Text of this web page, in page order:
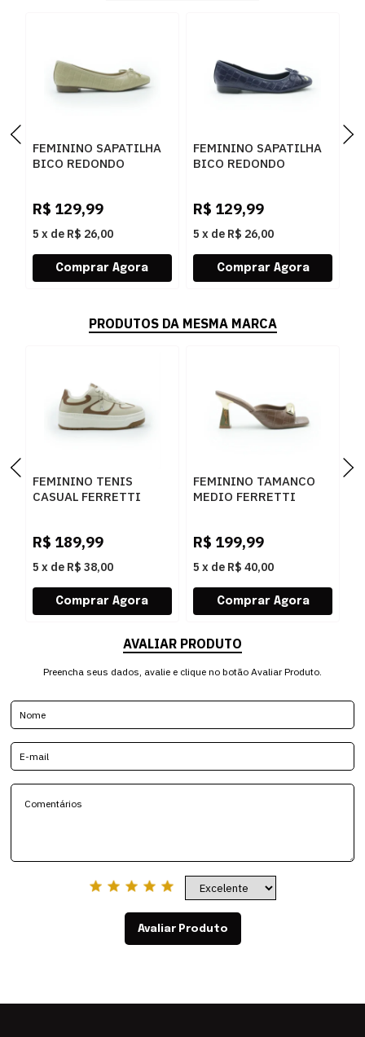
FEMININO SAPATILHA
BICO REDONDO
R$ 129,99
5 x de R$ 26,00
FEMININO SAPATILHA
BICO REDONDO
R$ 129,99
5 x de R$ 26,00
PRODUTOS DA MESMA MARCA
FEMININO TENIS
CASUAL FERRETTI
R$ 189,99
5 x de R$ 38,00
FEMININO TAMANCO
MEDIO FERRETTI
R$ 199,99
5 x de R$ 40,00
AVALIAR PRODUTO
Preencha seus dados, avalie e clique no botão Avaliar Produto.
Avaliar Produto